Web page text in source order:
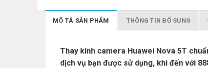
MÔ TẢ SẢN PHẨM THÔNG TIN BỔ SUNG
Thay kính camera Huawei Nova 5T
dịch vụ bạn được sử dụng, khi đến với